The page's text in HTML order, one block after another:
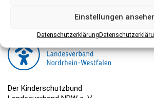
Einstellungen
Datenschutzerklärung
Der Kinderschutzbund